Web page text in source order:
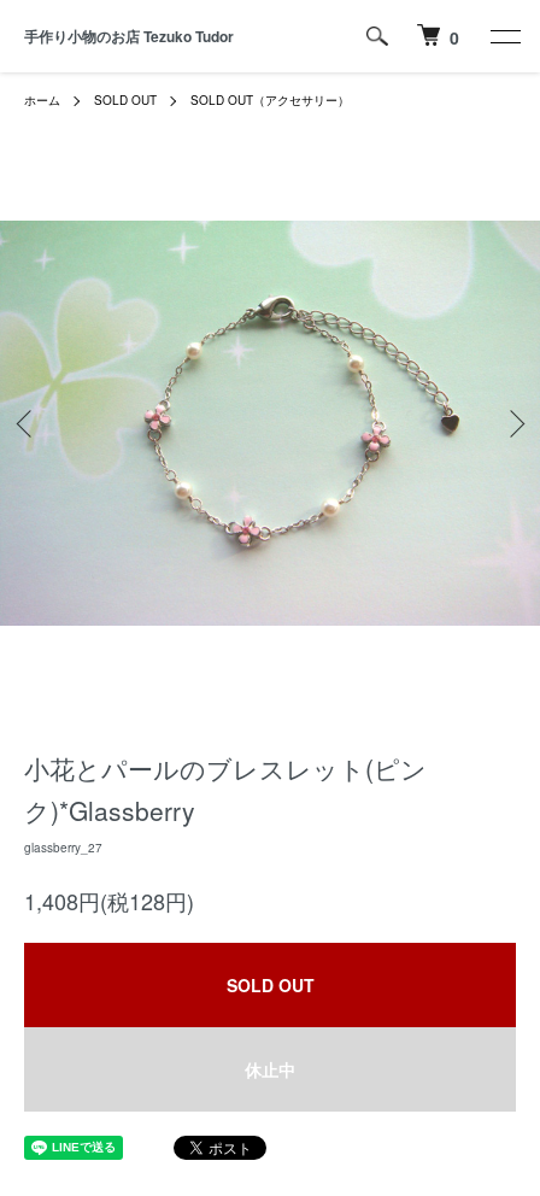
手作り小物のお店 Tezuko Tudor 0
ホーム SOLD OUT SOLD OUT（アクセサリー）
小花とパールのブレスレット(ピン
ク)*Glassberry
glassberry_27
1,408円(税128円)
SOLD OUT
休止中